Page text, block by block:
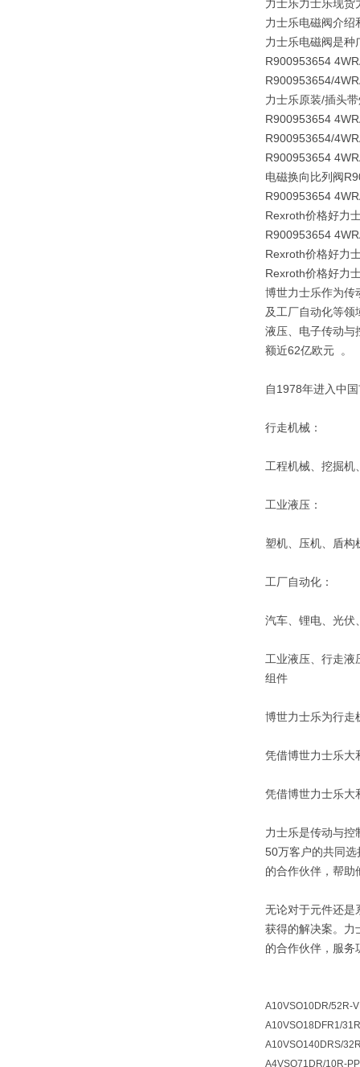
力士乐力士乐现
力士乐电磁阀介绍
力士乐电磁阀是种
R900953654
R900953654/
力士乐原装/插头
R900953654
R900953654/
R900953654
电磁换向比列阀
R900953654
Rexroth价格好力
R900953654
Rexroth价格好力
Rexroth价格好力
博世力士乐作为传
及工厂自动化等领
液压、电子传动与
额近62亿欧元 。
自1978年进入中
行走机械：
工程机械、挖掘机
工业液压：
塑机、压机、盾构
工厂自动化：
汽车、锂电、光伏
工业液压、行走液
组件
博世力士乐为行走
凭借博世力士乐大
凭借博世力士乐大
力士乐是传动与控
50万客户的共同
的合作伙伴，帮助
无论对于元件还是
获得的解决案。力
的合作伙伴，服务
A10VSO10DR/52R-
A10VSO18DFR1/
A10VSO140DRS/
A4VSO71DR/10R-